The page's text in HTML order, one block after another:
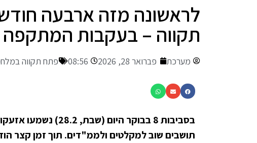
לראשונה מזה ארבעה
תקווה – בעקבות המתקפה
מערכת פברואר 28, 2026 08:56 פתח תקווה
תושבים שוב למקלטים ולממ"דים. תוך זמן קצר